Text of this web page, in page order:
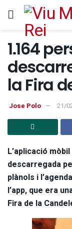
1.164
la Fira
Jose Polo 21/
L’aplicació
descarregada
plànols i
l’app, que era
Fira de la